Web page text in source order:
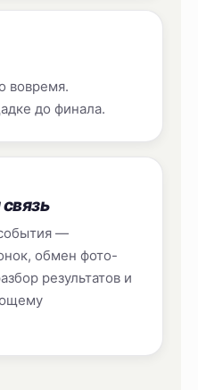
вовремя.
до финала.
—
обмен фото-
результатов и